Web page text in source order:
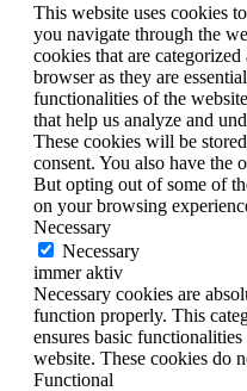
This website uses cookies
you navigate through the
cookies that are
browser as they are
functionalities of the
that help us analyze and
These cookies will be
consent. You also have the
But opting out of some of
on your browsing
Necessary
Necessary
immer aktiv
Necessary cookies are
function properly. This
ensures basic
website. These cookies do
Functional